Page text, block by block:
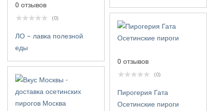
0 отзывов
(0)
ЛО – лавка полезной
еды
0 отзывов
(0)
Пирогерия Гата
Осетинские пироги